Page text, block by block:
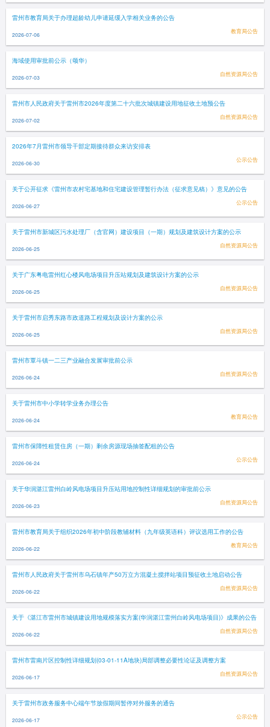
雷州市教育局关于办理超龄幼儿申请延缓入学相关业务的公告
2026-07-06 教育局公告
海域使用审批前公示（颂华）
2026-07-03 自然资源局公告
雷州市人民政府关于雷州市2026年度第二十六批次城镇建设用地征收土地预公告
2026-07-02 自然资源局公告
2026年7月雷州市领导干部定期接待群众来访安排表
2026-06-30 公示公告
关于公开征求《雷州市农村宅基地和住宅建设管理暂行办法（征求意见稿）》意见的公告
2026-06-27 公示公告
关于雷州市新城区污水处理厂（含官网）建设项目（一期）规划及建筑设计方案的公示
2026-06-25 自然资源局公告
关于广东粤电雷州红心楼风电场项目升压站规划及建筑设计方案的公示
2026-06-25 自然资源局公告
关于雷州市启秀东路市政道路工程规划及设计方案的公示
2026-06-25 自然资源局公告
雷州市覃斗镇一二三产业融合发展审批前公示
2026-06-24 自然资源局公告
关于雷州市中小学转学业务办理公告
2026-06-24 教育局公告
雷州市保障性租赁住房（一期）剩余房源现场抽签配租的公告
2026-06-24 公示公告
关于华润湛江雷州白岭风电场项目升压站用地控制性详细规划的审批前公示
2026-06-23 自然资源局公告
雷州市教育局关于组织2026年初中阶段教辅材料（九年级英语科）评议选用工作的公告
2026-06-22 教育局公告
雷州市人民政府关于雷州市乌石镇年产50万立方混凝土搅拌站项目预征收土地启动公告
2026-06-22 自然资源局公告
关于《湛江市雷州市城镇建设用地规模落实方案(华润湛江雷州白岭风电场项目)》成果的公告
2026-06-22 自然资源局公告
雷州市雷南片区控制性详细规划(03-01-11A地块)局部调整必要性论证及调整方案
2026-06-17 自然资源局公告
关于雷州市政务服务中心端午节放假期间暂停对外服务的通告
2026-06-17 公示公告